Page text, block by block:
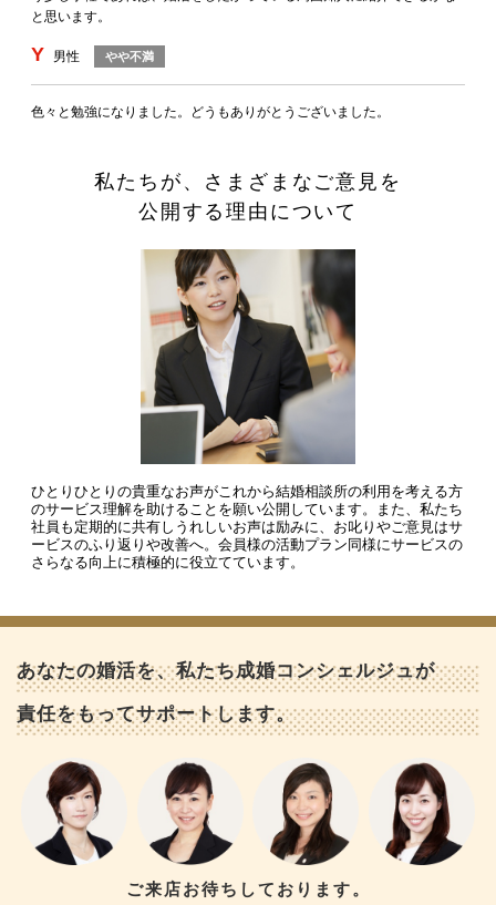
と思います。
Y 男性 やや不満
色々と勉強になりました。どうもありがとうございました。
私たちが、さまざまなご意見を
公開する理由について
ひとりひとりの貴重なお声がこれから結婚相談所の利用を考える方
のサービス理解を助けることを願い公開しています。また、私たち
社員も定期的に共有しうれしいお声は励みに、お叱りやご意見はサ
ービスのふり返りや改善へ。会員様の活動プラン同様にサービスの
さらなる向上に積極的に役立てています。
あなたの婚活を、私たち成婚コンシェルジュが
責任をもってサポートします。
ご来店お待ちしております。